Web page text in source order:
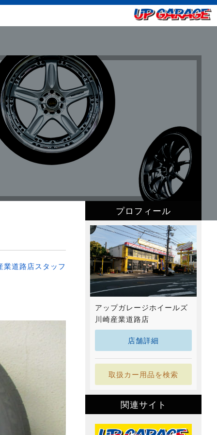
業道路店スタッフ
プロフィール
アップガレージホイールズ
川崎産業道路店
店舗詳細
取扱カー用品を検索
関連サイト